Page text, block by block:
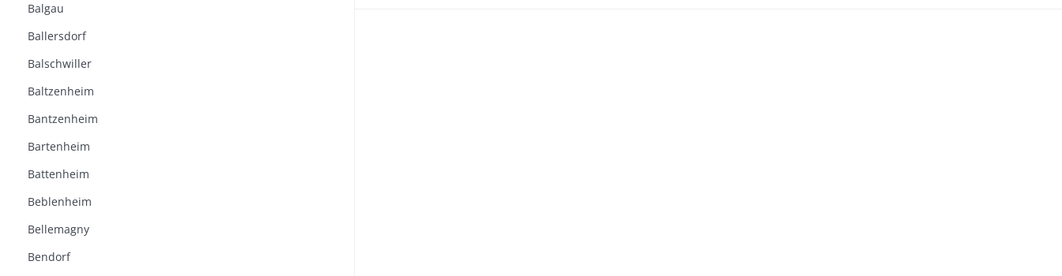
Balgau
Ballersdorf
Balschwiller
Baltzenheim
Bantzenheim
Bartenheim
Battenheim
Beblenheim
Bellemagny
Bendorf